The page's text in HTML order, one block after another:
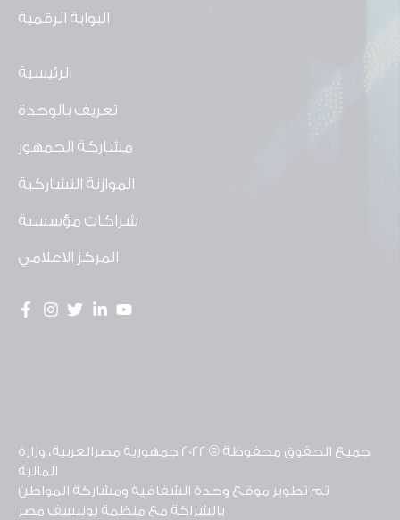
البوابة الرقمية
الرئيسية
تعريف بالوحدة
مشاركة الجمهور
الموازنة التشاركية
شراكات مؤسسية
المركز الاعلامي
جميع الحقوق محفوظة © 2022 جمهورية مصرالعربية، وزارة
المالية
تم تطوير موقع وحدة الشفافية ومشاركة المواطن
بالشراكة مع منظمة يونيسف مصر